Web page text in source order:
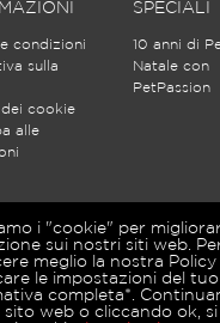
e condizioni
sulla
cookie
alle
SPECIALI
10 anni di
Natale con
PetPassion
i "cookie" per
sui nostri siti web.
meglio la nostra Policy
le impostazioni del
completa*.
sito web o cliccando ok,